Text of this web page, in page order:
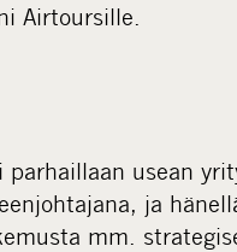
Airtoursille.
parhaillaan usean
ja
mm.